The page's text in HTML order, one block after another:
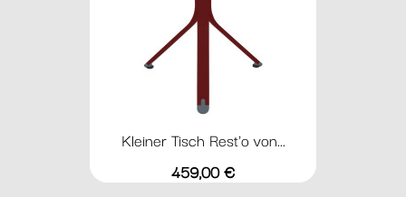
Kleiner Tisch Rest'o von...
Preis
459,00 €